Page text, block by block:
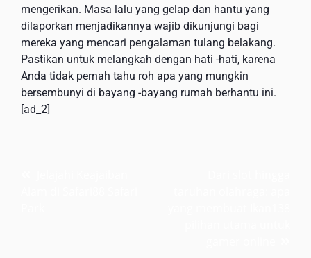
mengerikan. Masa lalu yang gelap dan hantu yang
dilaporkan menjadikannya wajib dikunjungi bagi
mereka yang mencari pengalaman tulang belakang.
Pastikan untuk melangkah dengan hati -hati, karena
Anda tidak pernah tahu roh apa yang mungkin
bersembunyi di bayang -bayang rumah berhantu ini.
[ad_2]